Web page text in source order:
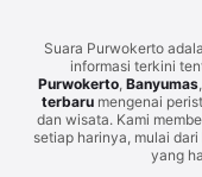
Suara Purwokerto
informasi terkini
Purwokerto, Banyumas,
terbarumengenai
dan wisata. Kami
setiap harinya, mulai dari
yang